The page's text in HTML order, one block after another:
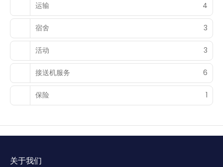
运输 4
宿舍 3
活动 3
接送机服务 6
保险 1
关于我们